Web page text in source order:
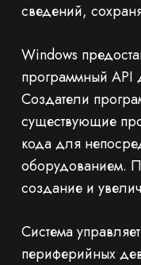
сведений,
Windows
программный API
Создатели
существующие
кода для
оборудованием.
создание и
Система
периферийных